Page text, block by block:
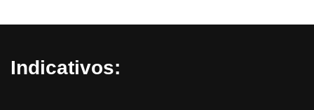
Indicativos: